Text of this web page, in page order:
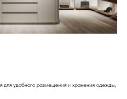
для удобного размещения и хранения одежды,